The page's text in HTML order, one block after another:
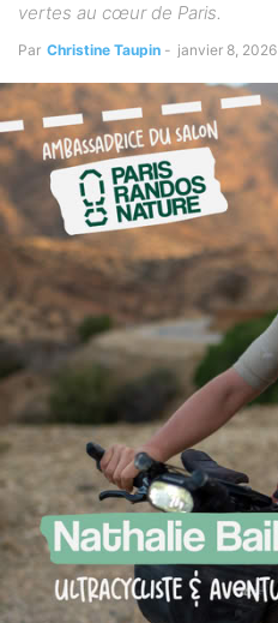
vertes au cœur de Paris.
Par Christine Taupin - janvier 8, 2026